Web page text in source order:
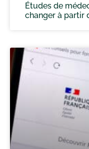
Études de
changer à partir